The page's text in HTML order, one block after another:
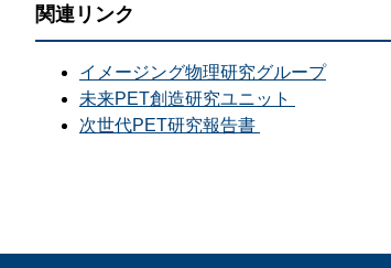
関連リンク
イメージング物理研究グループ
未来PET創造研究ユニット
次世代PET研究報告書